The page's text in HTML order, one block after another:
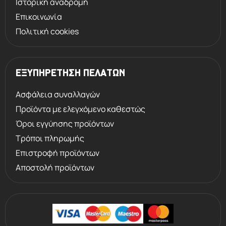
καλύτερη ισορροπία, πατέντα της
Επικοινωνία
Πολιτική cookies
ΕΞΥΠΗΡΕΤΗΣΗ ΠΕΛΑΤΩΝ
Ασφάλεια συναλλαγών
Προϊόντα με ελεγχόμενο καθεστώς
Όροι εγγύησης προϊόντων
Τρόποι πληρωμής
Επιστροφή προϊόντων
Αποστολή προϊόντων